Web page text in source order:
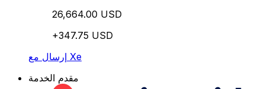
26,664.00 USD
+347.75 USD
إرسال مع Xe
مقدم الخدمة